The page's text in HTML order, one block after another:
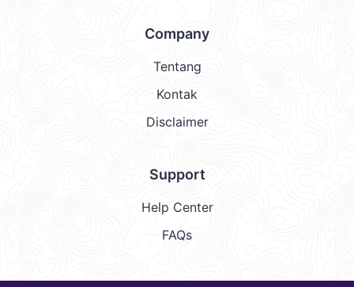
Company
Tentang
Kontak
Disclaimer
Support
Help Center
FAQs